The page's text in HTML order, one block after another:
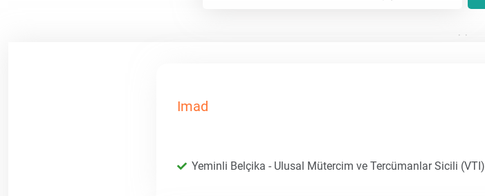
Imad
Yeminli Belçika - Ulusal Mütercim ve Tercümanlar Sicili (VTI)